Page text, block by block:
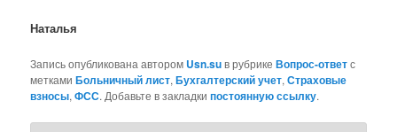
Наталья
Запись опубликована автором Usn.suв рубрикеВопрос-ответс
меткамиБольничный лист,Бухгалтерский учет,Страховые
взносы,ФСС. Добавьте в закладкипостоянную ссылку.